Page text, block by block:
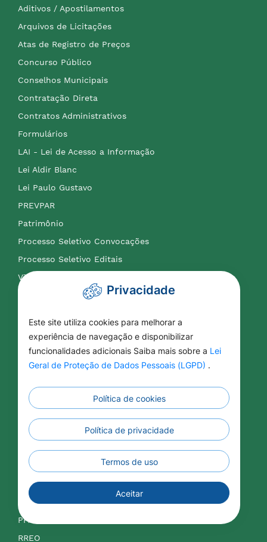
Aditivos / Apostilamentos
Arquivos de Licitações
Atas de Registro de Preços
Concurso Público
Conselhos Municipais
Contratação Direta
Contratos Administrativos
Formulários
LAI - Lei de Acesso a Informação
Lei Aldir Blanc
Lei Paulo Gustavo
PREVPAR
Patrimônio
Processo Seletivo Convocações
Processo Seletivo Editais
VTN
Contabilidade
APLIC
Legislação Tributária
LOA
IPTU
ISSQN
Orçamentos
PPA
RREO
Privacidade
Este site utiliza cookies para melhorar a
experiência de navegação e disponibilizar
funcionalidades adicionais Saiba mais sobre a Lei
Geral de Proteção de Dados Pessoais (LGPD) .
Política de cookies
Política de privacidade
Termos de uso
Aceitar